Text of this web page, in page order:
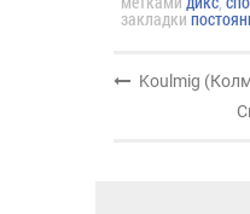
закладки
Koulmig